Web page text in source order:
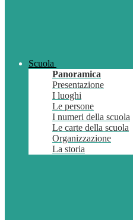
Scuola
Panoramica
Presentazione
I luoghi
Le persone
I numeri della scuola
Le carte della scuola
Organizzazione
La storia